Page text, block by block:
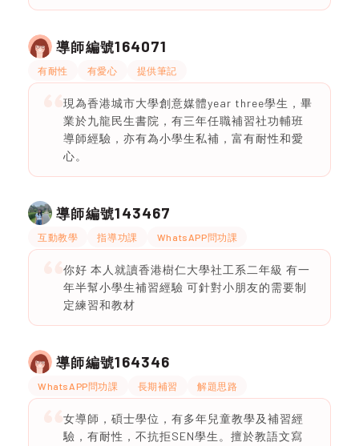
導師編號164071
有耐性 有愛心 提供筆記
現為香港城市大學創意媒體year three學生，畢
業於九龍民生書院，有三年任職補習社功輔班
導師經驗，亦有為小學生私補，富有耐性和愛
心。
導師編號143467
互動教學 指導功課 WhatsAPP問功課
你好 本人就讀香港樹仁大學社工系二年級 有一
年半幫小學生補習經驗 可針對小朋友的需要制
定練習和教材
導師編號164346
WhatsAPP問功課 長期補習 解題思路
女導師，碩士學位，有多年兒童教學及補習經
驗，有耐性，不抗拒SEN學生。擅於教語文寫